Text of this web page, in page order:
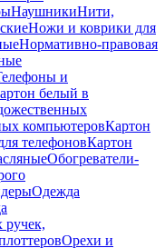
НаушникиНити,
Ножи и коврики для
Нормативно-правовая
и
белый в
компьютеровКартон
телефоновКартон
Обогреватели-
Одежда
ручек,
Орехи и